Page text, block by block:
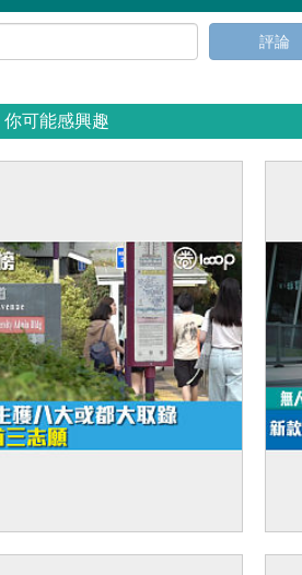
評論
你可能感興趣